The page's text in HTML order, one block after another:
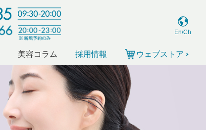
En/Ch
美容コラム 採用情報 ウェブストア